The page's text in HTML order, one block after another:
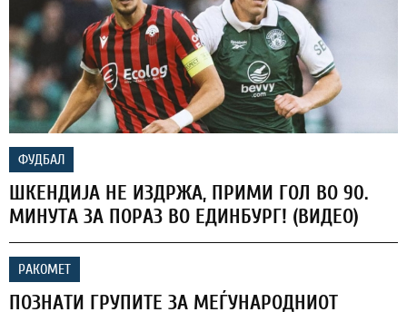
ФУДБАЛ
ШКЕНДИЈА НЕ ИЗДРЖА, ПРИМИ ГОЛ ВО 90.
МИНУТА ЗА ПОРАЗ ВО ЕДИНБУРГ! (ВИДЕО)
РАКОМЕТ
ПОЗНАТИ ГРУПИТЕ ЗА МЕЃУНАРОДНИОТ